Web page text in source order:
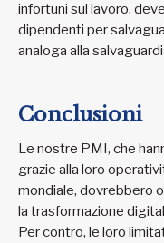
infortuni sul lavoro,
dipendenti per
analoga alla
Conclusioni
Le nostre PMI, che
grazie alla loro
mondiale, dovrebbero
la trasformazione
Per contro, le loro